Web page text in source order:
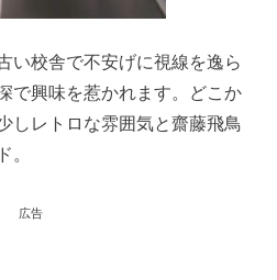
い校舎で不安げに視線を逸ら
で興味を惹かれます。どこか
しレトロな雰囲気と齋藤飛鳥
。
広告